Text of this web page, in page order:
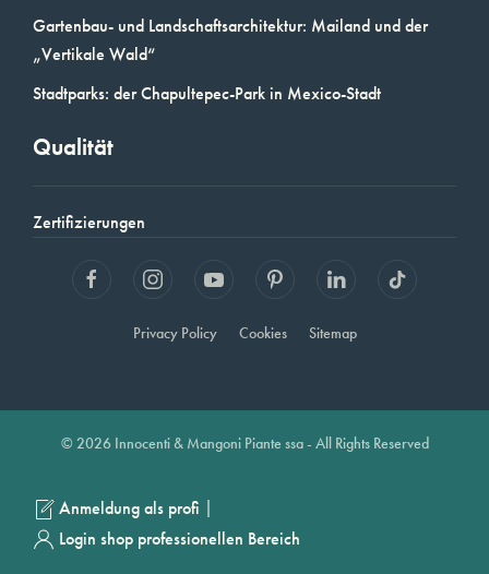
Gartenbau- und Landschaftsarchitektur: Mailand und der
„Vertikale Wald“
Stadtparks: der Chapultepec-Park in Mexico-Stadt
Qualität
Zertifizierungen
Privacy Policy Cookies Sitemap
© 2026 Innocenti & Mangoni Piante ssa - All Rights Reserved
Anmeldung als profi |
Login shop professionellen Bereich